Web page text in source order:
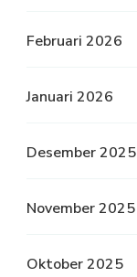
Februari 2026
Januari 2026
Desember 2025
November 2025
Oktober 2025